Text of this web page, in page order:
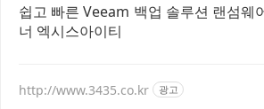
v
a
쉽고 빠른 Veeam 백업 솔루션 랜섬웨어 걱정 끝 공식파트
너 엑시스아이티
http://www.3435.co.kr 광고